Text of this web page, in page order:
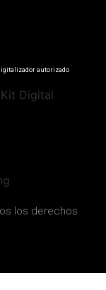
autorizado
los derechos